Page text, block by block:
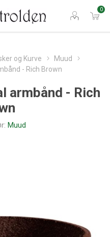
0
og Kurve
Muud
- Rich Brown
armbånd - Rich
Muud